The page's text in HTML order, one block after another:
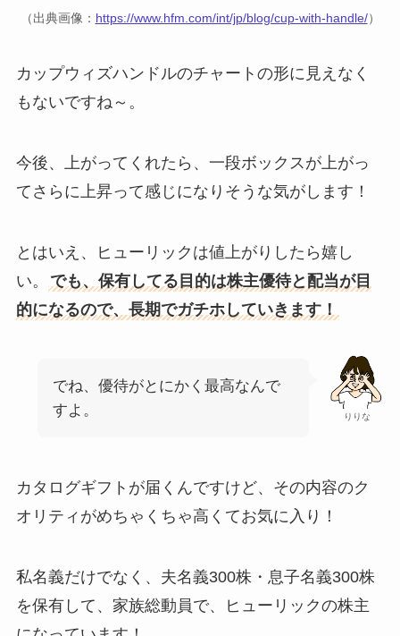
（出典画像： https://www.hfm.com/int/jp/blog/cup-with-handle/）
カップウィズハンドルのチャートの形に見えなく
もないですね～。
今後、上がってくれたら、一段ボックスが上がっ
てさらに上昇って感じになりそうな気がします！
とはいえ、ヒューリックは値上がりしたら嬉し
い。
でも、保有してる目的は株主優待と配当が目
的になるので、長期でガチホしていきます！
りりな
でね、優待がとにかく最高なんで
すよ。
カタログギフトが届くんですけど、その内容のク
オリティがめちゃくちゃ高くてお気に入り！
私名義だけでなく、夫名義300株・息子名義300株
を保有して、家族総動員で、ヒューリックの株主